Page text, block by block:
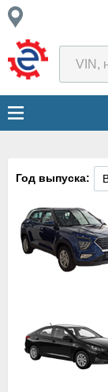
Год выпуска: